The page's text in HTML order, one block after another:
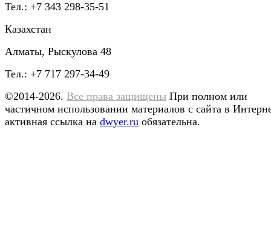
Тел.: +7 343 298-35-51
Казахстан
Алматы, Рыскулова 48
Тел.: +7 717 297-34-49
©2014-2026. Все права защищены При полном или
частичном использовании материалов с сайта в
активная ссылка на dwyer.ru обязательна.